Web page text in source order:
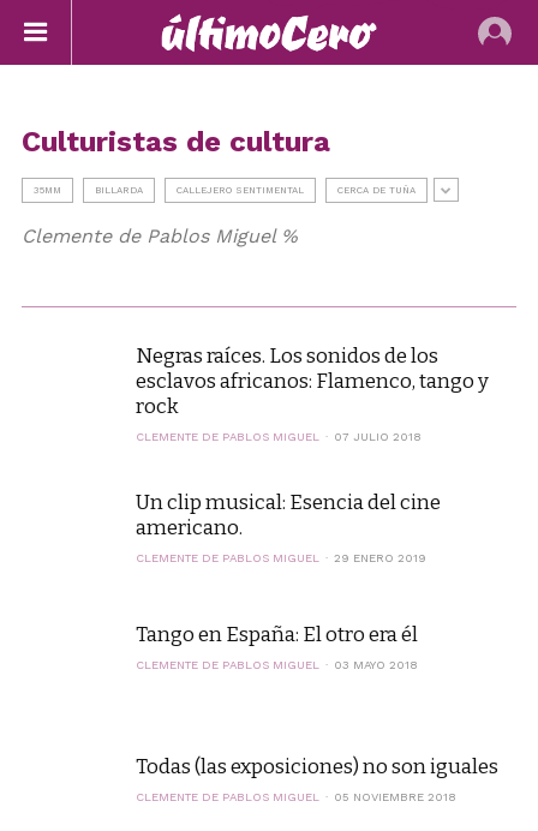
Culturistas de cultura
35MM BILLARDA CALLEJERO SENTIMENTAL CERCA DE TUÑA
Clemente de Pablos Miguel %
Negras raíces. Los sonidos de los
esclavos africanos: Flamenco, tango y
rock
CLEMENTE DE PABLOS MIGUEL 07 JULIO 2018
Un clip musical: Esencia del cine
americano.
CLEMENTE DE PABLOS MIGUEL 29 ENERO 2019
Tango en España: El otro era él
CLEMENTE DE PABLOS MIGUEL 03 MAYO 2018
Todas (las exposiciones) no son iguales
CLEMENTE DE PABLOS MIGUEL 05 NOVIEMBRE 2018